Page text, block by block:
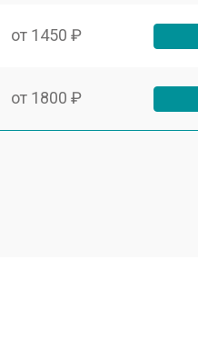
от 1450 ₽
от 1800 ₽